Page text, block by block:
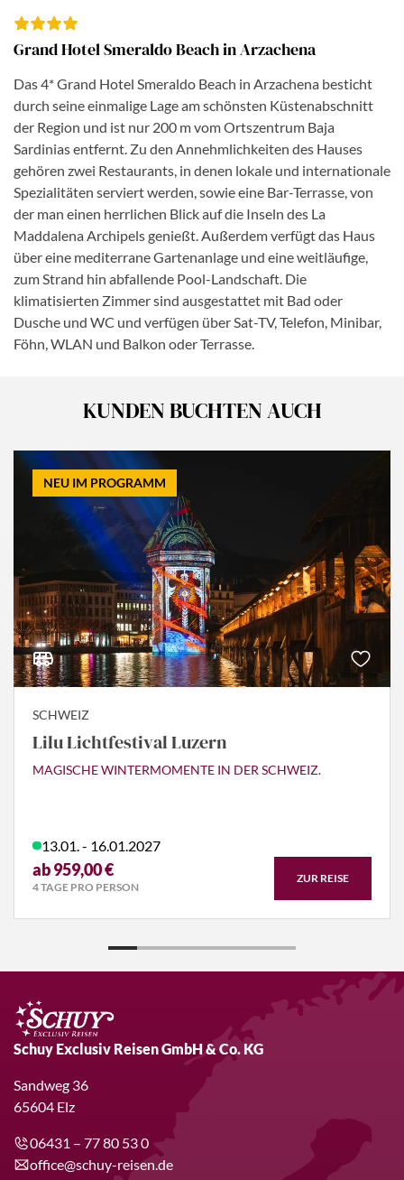
Grand Hotel Smeraldo Beach in Arzachena
Das 4* Grand Hotel Smeraldo Beach in Arzachena besticht
durch seine einmalige Lage am schönsten Küstenabschnitt
der Region und ist nur 200 m vom Ortszentrum Baja
Sardinias entfernt. Zu den Annehmlichkeiten des Hauses
gehören zwei Restaurants, in denen lokale und internationale
Spezialitäten serviert werden, sowie eine Bar-Terrasse, von
der man einen herrlichen Blick auf die Inseln des La
Maddalena Archipels genießt. Außerdem verfügt das Haus
über eine mediterrane Gartenanlage und eine weitläufige,
zum Strand hin abfallende Pool-Landschaft. Die
klimatisierten Zimmer sind ausgestattet mit Bad oder
Dusche und WC und verfügen über Sat-TV, Telefon, Minibar,
Föhn, WLAN und Balkon oder Terrasse.
KUNDEN BUCHTEN AUCH
NEU IM PROGRAMM
SCHWEIZ
Lilu Lichtfestival Luzern
MAGISCHE WINTERMOMENTE IN DER SCHWEIZ.
13.01. - 16.01.2027
ab 959,00 €
4 TAGE PRO PERSON
ZUR REISE
Schuy Exclusiv Reisen GmbH & Co. KG
Sandweg 36
65604 Elz
06431 – 77 80 53 0
office@schuy-reisen.de